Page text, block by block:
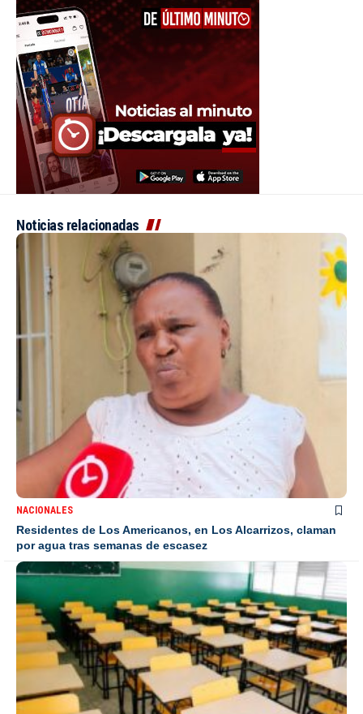
Noticias relacionadas
NACIONALES
Residentes de Los Americanos, en Los Alcarrizos, claman
por agua tras semanas de escasez